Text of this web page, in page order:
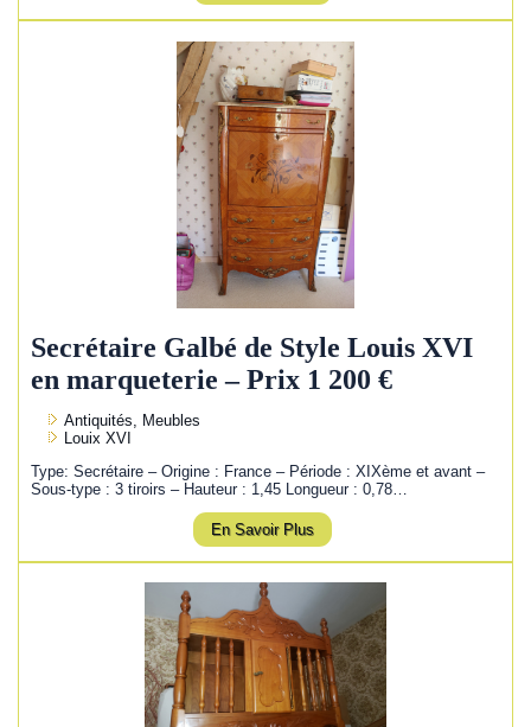
Secrétaire Galbé de Style Louis XVI
en marqueterie – Prix 1 200 €
Antiquités, Meubles
Louix XVI
Type: Secrétaire – Origine : France – Période : XIXème et avant –
Sous-type : 3 tiroirs – Hauteur : 1,45 Longueur : 0,78…
En Savoir Plus